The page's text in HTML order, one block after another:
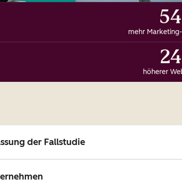
mehr
höherer
der Fallstudie